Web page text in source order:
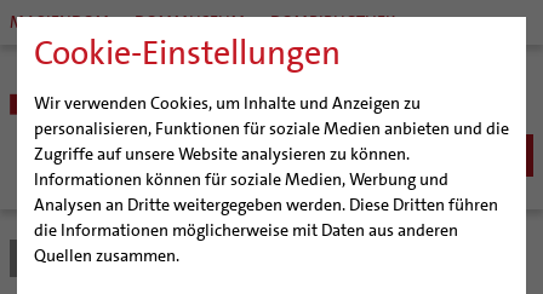
Cookie-Einstellungen
Wir verwenden Cookies, um Inhalte und Anzeigen zu
personalisieren, Funktionen für soziale Medien anbieten und die
Zugriffe auf unsere Website analysieren zu können.
Informationen können für soziale Medien, Werbung und
Analysen an Dritte weitergegeben werden. Diese Dritten führen
die Informationen möglicherweise mit Daten aus anderen
Quellen zusammen.
MARIENDOM DOMMUSEUM DOMBIBLIOTHEK
BISTUM
Bischöfe
Bistum Hildesheim